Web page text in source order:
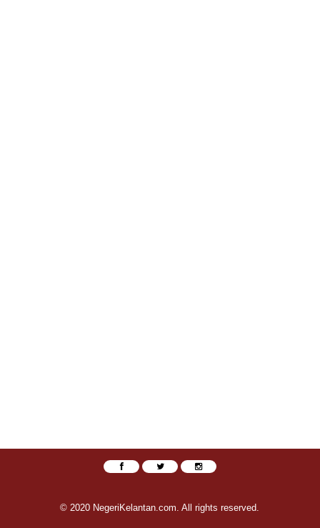
© 2020 NegeriKelantan.com. All rights reserved.